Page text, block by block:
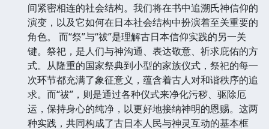
间紧密相连的社会结构。我们将在书中追溯氏神信仰的
演变，以及它如何在日本社会结构中扮演着至关重要的
角色。 而“祭”与“祓”是理解古日本信仰实践的另一关
键。祭祀，是人们与神沟通、表达敬意、祈求庇佑的方
式。从隆重的国家祭典到小型的家族仪式，祭祀的每一
次环节都充满了象征意义，蕴含着古人对和谐秩序的追
求。而“祓”，则是通过各种仪式来净化污秽、驱除厄
运，保持身心的纯净，以更好地接纳神明的恩赐。这两
种实践，共同构成了古日本人民与神灵互动的基本框